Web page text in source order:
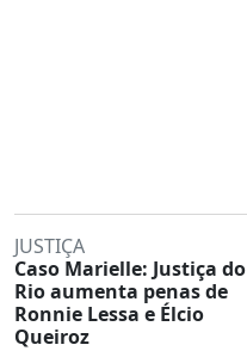
JUSTIÇA
Caso Marielle: Justiça do
Rio aumenta penas de
Ronnie Lessa e Élcio
Queiroz